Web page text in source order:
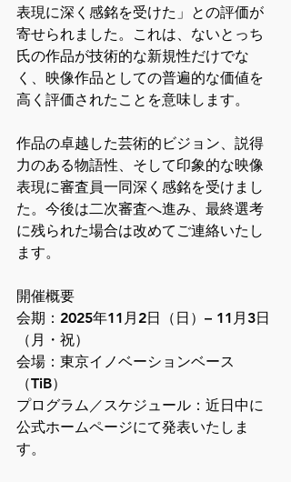
表現に深く感銘を受けた」との評価が
寄せられました。これは、ないとっち
氏の作品が技術的な新規性だけでな
く、映像作品としての普遍的な価値を
高く評価されたことを意味します。
作品の卓越した芸術的ビジョン、説得
力のある物語性、そして印象的な映像
表現に審査員一同深く感銘を受けまし
た。今後は二次審査へ進み、最終選考
に残られた場合は改めてご連絡いたし
ます。
開催概要
会期：2025年11月2日（日）– 11月3日
（月・祝）
会場：東京イノベーションベース
（TiB）
プログラム／スケジュール：近日中に
公式ホームページにて発表いたしま
す。